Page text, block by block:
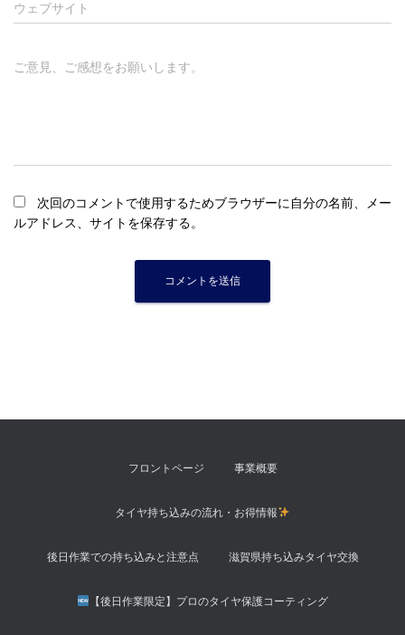
ウェブサイト
ご意見、ご感想をお願いします。
次回のコメントで使用するためブラウザーに自分の名前、メー
ルアドレス、サイトを保存する。
フロントページ 事業概要
タイヤ持ち込みの流れ・お得情報
後日作業での持ち込みと注意点 滋賀県持ち込みタイヤ交換
【後日作業限定】プロのタイヤ保護コーティング